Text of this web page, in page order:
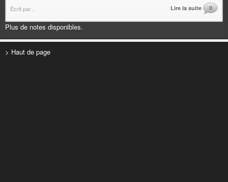
Écrit par Lire la suite 0
Plus de notes disponibles.
> Haut de page